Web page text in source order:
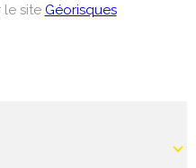
le site Géorisques